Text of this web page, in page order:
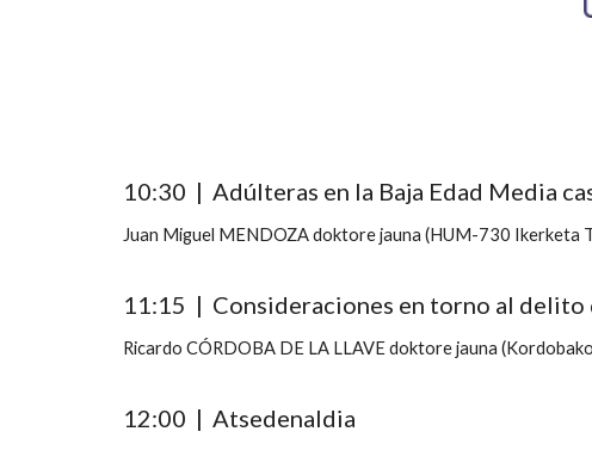
10:30 | Adúlteras en la Baja Edad Media
Juan Miguel MENDOZA doktore jauna (HUM-730 Ikerketa
11:15 | Consideraciones en torno al delito
Ricardo CÓRDOBA DE LA LLAVE doktore jauna
12:00 | Atsedenaldia